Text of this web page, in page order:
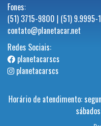
Fones:
(51) 3715-9800 | (51) 9.9995-
contato@planetacar.net
Redes Sociais:
planetacarscs
planetacarscs
Horário de atendimento: